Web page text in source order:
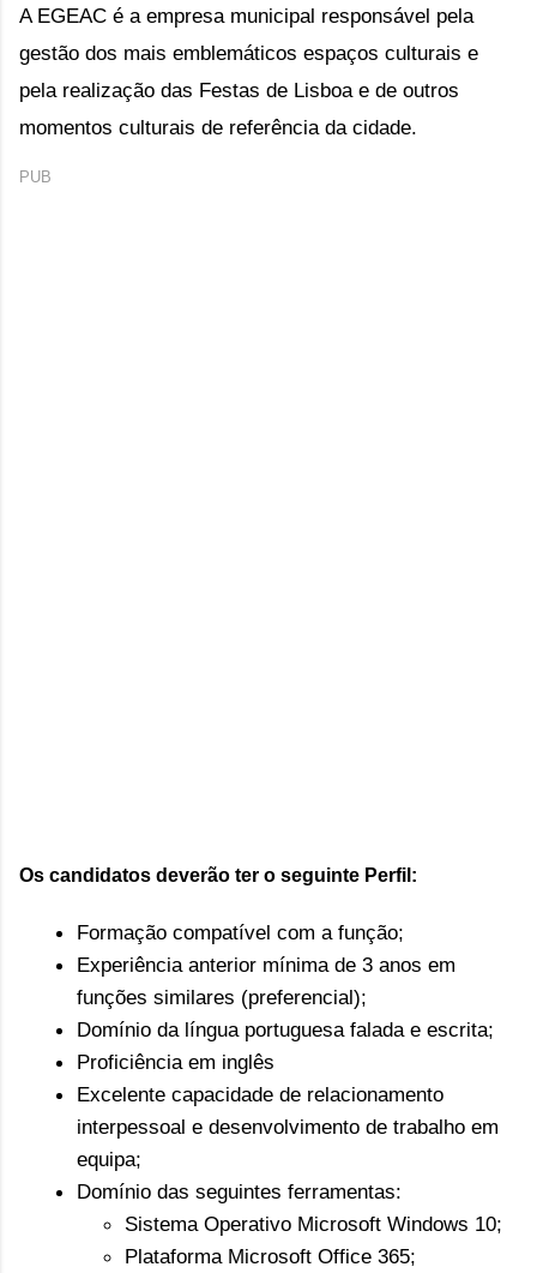
A EGEAC é a empresa municipal responsável pela
gestão dos mais emblemáticos espaços culturais e
pela realização das Festas de Lisboa e de outros
momentos culturais de referência da cidade.
PUB
Os candidatos deverão ter o seguinte Perfil:
Formação compatível com a função;
Experiência anterior mínima de 3 anos em
funções similares (preferencial);
Domínio da língua portuguesa falada e escrita;
Proficiência em inglês
Excelente capacidade de relacionamento
interpessoal e desenvolvimento de trabalho em
equipa;
Domínio das seguintes ferramentas:
Sistema Operativo Microsoft Windows 10;
Plataforma Microsoft Office 365;